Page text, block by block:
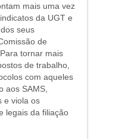
mais uma vez
da UGT e
seus
de
tornar mais
de trabalho,
com aqueles
aos SAMS,
e viola os
legais da filiação